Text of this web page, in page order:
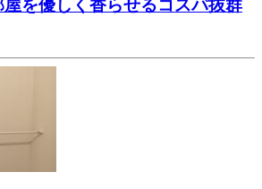
を優しく香らせるコスパ抜群